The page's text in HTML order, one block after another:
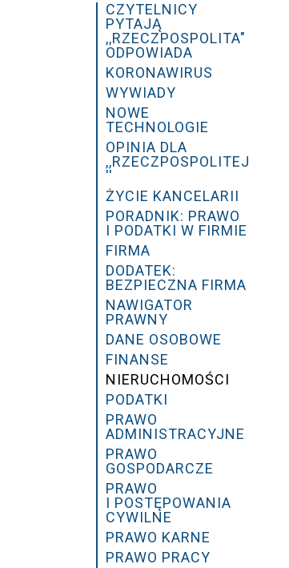
CZYTELNICY
PYTAJĄ
,,RZECZPOSPOLITA"
ODPOWIADA
KORONAWIRUS
WYWIADY
NOWE
TECHNOLOGIE
OPINIA DLA
,,RZECZPOSPOLITEJ
''
ŻYCIE KANCELARII
PORADNIK: PRAWO
I PODATKI W FIRMIE
FIRMA
DODATEK:
BEZPIECZNA FIRMA
NAWIGATOR
PRAWNY
DANE OSOBOWE
FINANSE
NIERUCHOMOŚCI
PODATKI
PRAWO
ADMINISTRACYJNE
PRAWO
GOSPODARCZE
PRAWO
I POSTĘPOWANIA
CYWILNE
PRAWO KARNE
PRAWO PRACY